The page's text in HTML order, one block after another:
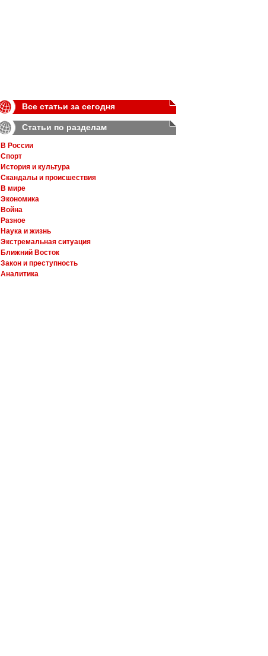
Все статьи за сегодня
Статьи по разделам
В России
Спорт
История и культура
Скандалы и происшествия
В мире
Экономика
Война
Разное
Наука и жизнь
Экстремальная ситуация
Ближний Восток
Закон и преступность
Аналитика